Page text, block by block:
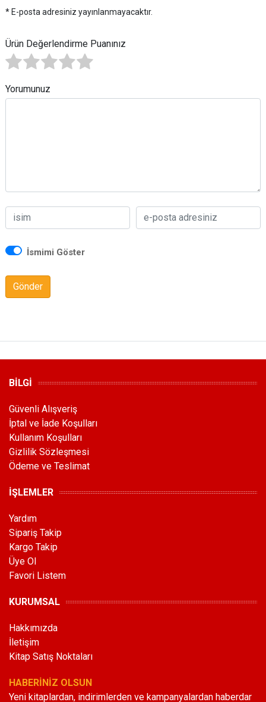
* E-posta adresiniz yayınlanmayacaktır.
Ürün Değerlendirme Puanınız
Yorumunuz
İsmimi Göster
Gönder
BİLGİ
Güvenli Alışveriş
İptal ve İade Koşulları
Kullanım Koşulları
Gizlilik Sözleşmesi
Ödeme ve Teslimat
İŞLEMLER
Yardım
Sipariş Takip
Kargo Takip
Üye Ol
Favori Listem
KURUMSAL
Hakkımızda
İletişim
Kitap Satış Noktaları
HABERİNİZ OLSUN
Yeni kitaplardan, indirimlerden ve kampanyalardan haberdar